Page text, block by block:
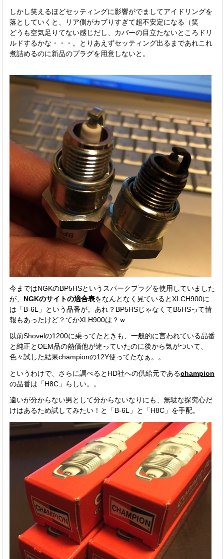
しかし笑えるほどセッティングに影響がでましてアイドリングを
落としていくと、リア側がカブりすぎて超不安定になる（笑
どうも空気足りてない感じだし、カバーの目立たないところドリ
ルドするかな・・・。とりあえずセッティング出るまであれこれ
煮詰めるのに新品のプラグを用意しないと。
今まではNGKのBP5HSというスパークプラグを使用していました
が、 NGKのサイトの適合表をなんとなく見ているとXLCH900に
は「B-6L」という品番が。あれ？BP5HSじゃなくてB5HSって情
報もあったけど？てかXLH900は？ｗ
以前Shovelの1200に乗ってたときも、一般的に言われている品番
と純正とOEM品の熱価他が違っていたのに後から気がついて、
色々試した結果championの12Y使ってたなぁ。。
というわけで、さらに調べるとHD社への供給元であるchampion
の品番は「H8C」らしい。。
違いが分からない男として分からないなりにも、無駄な探究心だ
けはあるため試してみたい！と「B-6L」と「H8C」を手配。